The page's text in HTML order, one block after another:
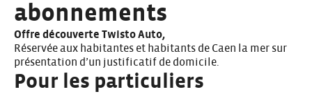
abonnements
Offre découverte Twisto Auto,
Réservée aux habitantes et habitants de Caen la mer sur
présentation d’un justificatif de domicile.
Pour les particuliers